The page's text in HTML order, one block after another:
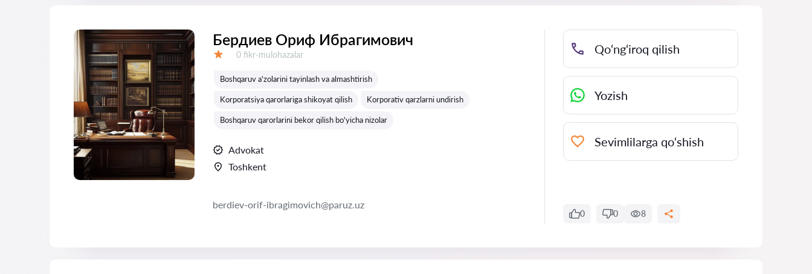
Бердиев Ориф Ибрагимович
Fikrlar:
0 fikr-mulohazalar
Boshqaruv a'zolarini tayinlash va almashtirish
Korporatsiya qarorlariga shikoyat qilish Korporativ qarzlarni undirish
Boshqaruv qarorlarini bekor qilish bo'yicha nizolar
Advokat
Toshkent
berdiev-orif-ibragimovich@paruz.uz
Qo‘ng‘iroq qilish
Yozish
Sevimlilarga qo‘shish
0 0 8